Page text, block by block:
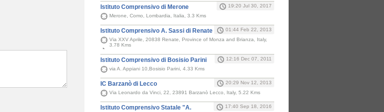
Istituto Comprensivo di Merone
19:20 Jul 30, 2017
Merone, Como, Lombardia, Italia, 3.3 Kms
Istituto Comprensivo A. Sassi di Renate
01:44 Feb 22, 2013
Via XXV Aprile, 20838 Renate, Province of Monza and Brianza, Italy,
3.78 Kms
Istituto Comprensivo di Bosisio Parini
12:16 Dec 07, 2011
via A. Appiani 10,Bosisio Parini, 4.33 Kms
IC Barzanò di Lecco
20:29 Nov 12, 2013
Via Leonardo da Vinci, 22, 23891 Barzanò Lecco, Italy, 5.22 Kms
Istituto Comprensivo Statale "A.
17:40 Sep 18, 2016